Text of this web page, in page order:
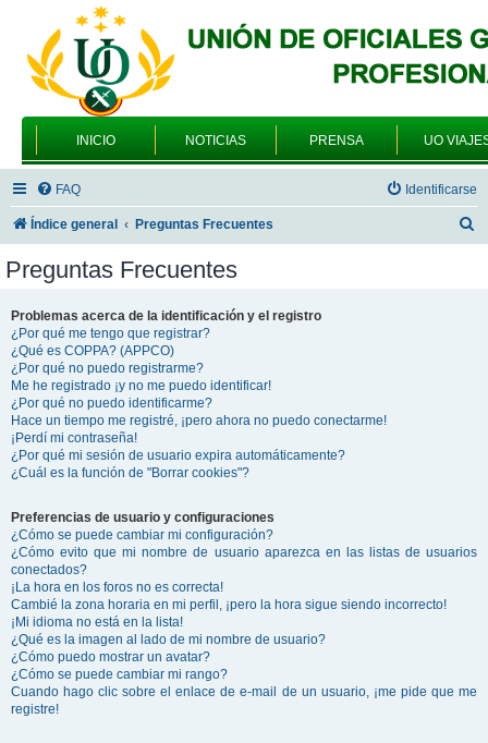
INICIO NOTICIAS PRENSA UO
FAQ Identificarse
Índice general Preguntas Frecuentes
Preguntas Frecuentes
Problemas acerca de la identificación y el registro
¿Por qué me tengo que registrar?
¿Qué es COPPA? (APPCO)
¿Por qué no puedo registrarme?
Me he registrado ¡y no me puedo identificar!
¿Por qué no puedo identificarme?
Hace un tiempo me registré, ¡pero ahora no puedo conectarme!
¡Perdí mi contraseña!
¿Por qué mi sesión de usuario expira automáticamente?
¿Cuál es la función de "Borrar cookies"?
Preferencias de usuario y configuraciones
¿Cómo se puede cambiar mi configuración?
¿Cómo evito que mi nombre de usuario aparezca en las listas de usuarios
conectados?
¡La hora en los foros no es correcta!
Cambié la zona horaria en mi perfil, ¡pero la hora sigue siendo incorrecto!
¡Mi idioma no está en la lista!
¿Qué es la imagen al lado de mi nombre de usuario?
¿Cómo puedo mostrar un avatar?
¿Cómo se puede cambiar mi rango?
Cuando hago clic sobre el enlace de e-mail de un usuario, ¡me pide que me
registre!